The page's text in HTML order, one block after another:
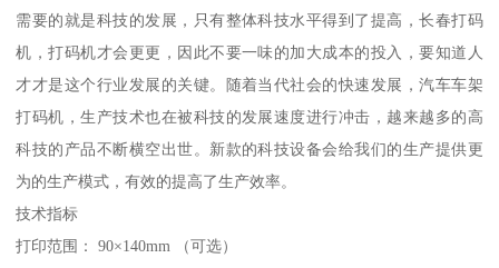
需要的就是科技的发展，只有整体科技水平得到了提高，长春打码
机，打码机才会更更，因此不要一味的加大成本的投入，要知道人
才才是这个行业发展的关键。随着当代社会的快速发展，汽车车架
打码机，生产技术也在被科技的发展速度进行冲击，越来越多的高
科技的产品不断横空出世。新款的科技设备会给我们的生产提供更
为的生产模式，有效的提高了生产效率。
技术指标
打印范围： 90×140mm （可选）